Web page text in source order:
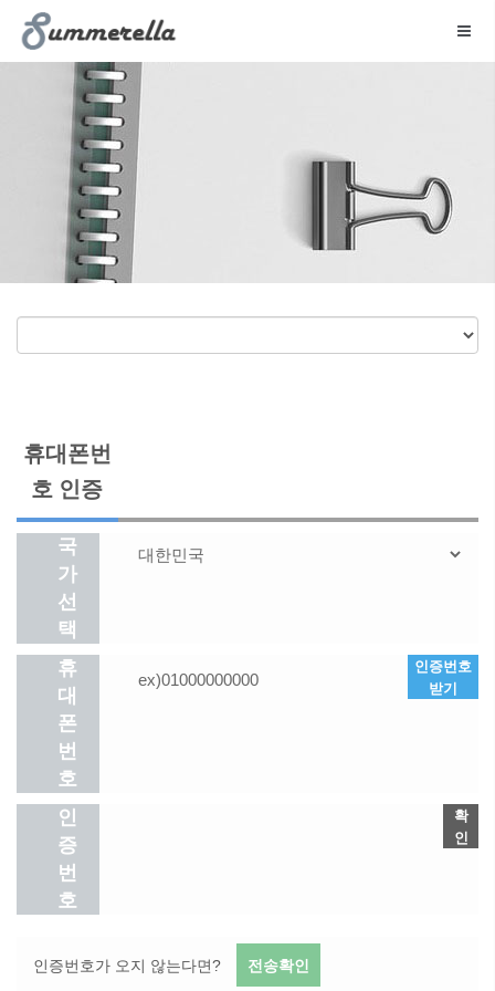
메뉴 건너뛰기
휴대폰번
호 인증
국
가
선
택
휴
대
폰
번
호
인증번호
받기
인
증
번
호
확
인
인증번호가 오지 않는다면? 전송확인